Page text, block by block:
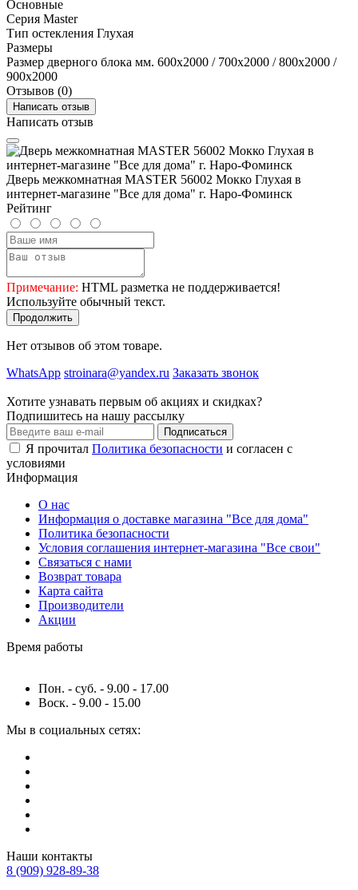
Основные
Серия Master
Тип остекления Глухая
Размеры
Размер дверного блока мм. 600x2000 / 700x2000 / 800x2000 /
900x2000
Отзывов (0)
Написать отзыв
Написать отзыв
Дверь межкомнатная MASTER 56002 Мокко Глухая в
интернет-магазине "Все для дома" г. Наро-Фоминск
Рейтинг
Примечание: HTML разметка не поддерживается!
Используйте обычный текст.
Продолжить
Нет отзывов об этом товаре.
WhatsApp stroinara@yandex.ru Заказать звонок
Хотите узнавать первым об акциях и скидках?
Подпишитесь на нашу рассылку
Подписаться
Я прочитал Политика безопасности и согласен с
условиями
Информация
О нас
Информация о доставке магазина "Все для дома"
Политика безопасности
Условия соглашения интернет-магазина "Все свои"
Связаться с нами
Возврат товара
Карта сайта
Производители
Акции
Время работы
Пон. - суб. - 9.00 - 17.00
Воск. - 9.00 - 15.00
Мы в социальных сетях:
Наши контакты
8 (909) 928-89-38